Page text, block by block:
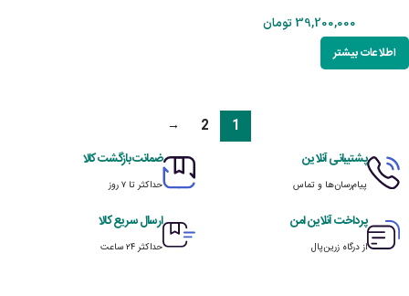
39,200,000 تومان
اطلاعات بیشتر
1
2
→
پشتیبانی آنلاین
پیام‌رسان‌ها و تماس
ضمانت بازگشت کالا
حداکثر تا ۷ روز
پرداخت آنلاین امن
از درگاه زرین‌پال
ارسال سریع کالا
حداکثر ۲۴ ساعت